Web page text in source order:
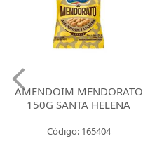
AMENDOIM MENDORATO
150G SANTA HELENA
Código: 165404